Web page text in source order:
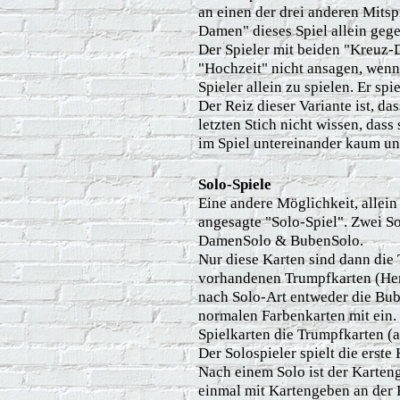
an einen der drei anderen
Damen" dieses Spiel allein
Der Spieler mit beiden "Kreuz-
"Hochzeit" nicht ansagen,
Spieler allein zu spielen. Er
Der Reiz dieser Variante ist,
letzten Stich nicht wissen, dass
im Spiel untereinander kaum
Solo-Spiele
Eine andere Möglichkeit, allein
angesagte "Solo-Spiel". Zwei
DamenSolo & BubenSolo.
Nur diese Karten sind dann
vorhandenen Trumpfkarten
nach Solo-Art entweder die
normalen Farbenkarten mit
Spielkarten die Trumpfkarten
Der Solospieler spielt die erste
Nach einem Solo ist der
einmal mit Kartengeben an der